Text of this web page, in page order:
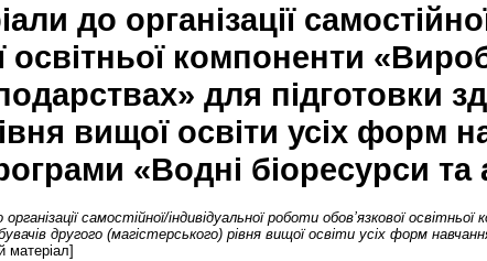
до організації
освітньої компоненти
для підготовки
вищої освіти усіх форм
«Водні біоресурси та
самостійної/індивідуальної роботи обов’язкової
другого (магістерського) рівня вищої освіти усіх форм
матеріал]